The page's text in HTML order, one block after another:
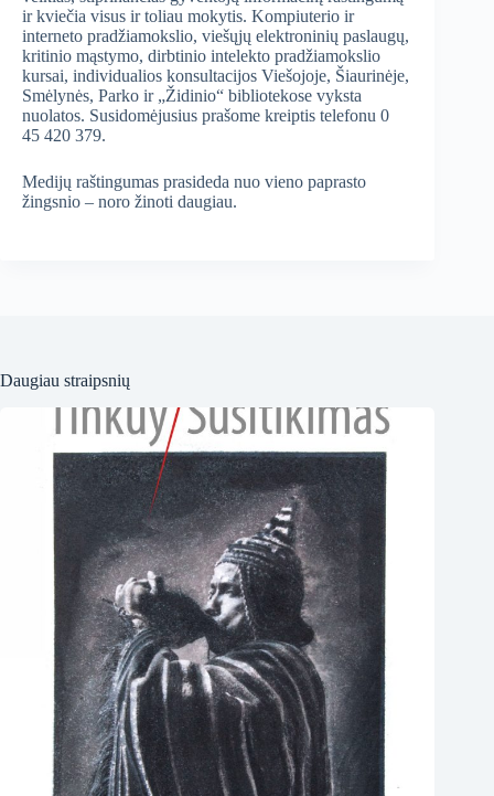
ir kviečia visus ir toliau mokytis. Kompiuterio ir
interneto pradžiamokslio, viešųjų elektroninių paslaugų,
kritinio mąstymo, dirbtinio intelekto pradžiamokslio
kursai, individualios konsultacijos Viešojoje, Šiaurinėje,
Smėlynės, Parko ir „Židinio“ bibliotekose vyksta
nuolatos. Susidomėjusius prašome kreiptis telefonu 0
45 420 379.
Medijų raštingumas prasideda nuo vieno paprasto
žingsnio – noro žinoti daugiau.
Daugiau straipsnių